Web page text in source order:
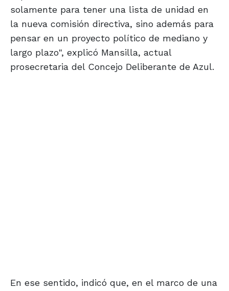
solamente para tener una lista de unidad en
la nueva comisión directiva, sino además para
pensar en un proyecto político de mediano y
largo plazo", explicó Mansilla, actual
prosecretaria del Concejo Deliberante de Azul.
En ese sentido, indicó que, en el marco de una